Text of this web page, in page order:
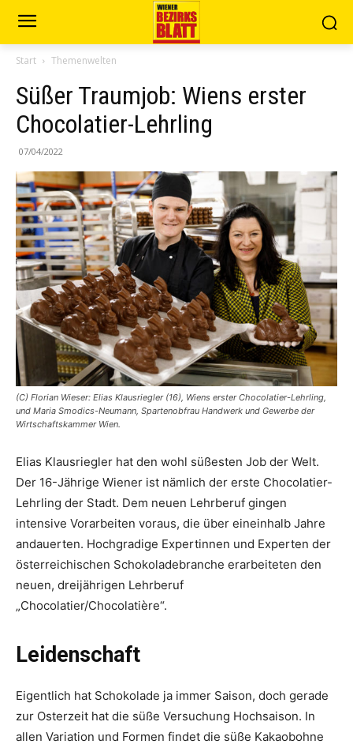
Start Themenwelten
Süßer Traumjob: Wiens erster
Chocolatier-Lehrling
07/04/2022
(C) Florian Wieser: Elias Klausriegler (16), Wiens erster Chocolatier-Lehrling,
und Maria Smodics-Neumann, Spartenobfrau Handwerk und Gewerbe der
Wirtschaftskammer Wien.
Elias Klausriegler hat den wohl süßesten Job der Welt.
Der 16-Jährige Wiener ist nämlich der erste Chocolatier-
Lehrling der Stadt. Dem neuen Lehrberuf gingen
intensive Vorarbeiten voraus, die über eineinhalb Jahre
andauerten. Hochgradige Expertinnen und Experten der
österreichischen Schokoladebranche erarbeiteten den
neuen, dreijährigen Lehrberuf
„Chocolatier/Chocolatière“.
Leidenschaft
Eigentlich hat Schokolade ja immer Saison, doch gerade
zur Osterzeit hat die süße Versuchung Hochsaison. In
allen Variation und Formen findet die süße Kakaobohne